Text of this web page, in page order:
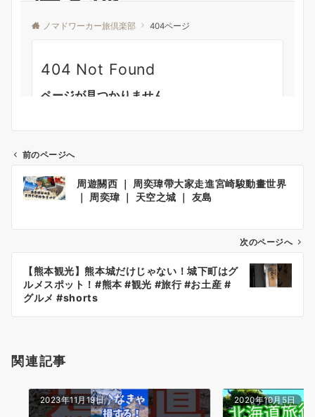
ビ
ン
前のページへ
周遊關西 ｜ 周奕瑋帶大家走進宮崎駿動畫世界
｜ 周奕瑋 ｜ 天空之城 ｜ 友島
次のページへ
【熊本観光】熊本城だけじゃない！城下町はグ
ルメスポット！#熊本 #観光 #旅行 #お土産 #
グルメ #shorts
関連記事
2023年11月19日 2020年10月5日